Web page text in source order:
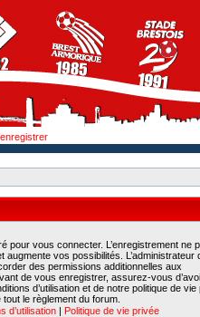
pour vous connecter. L’enregistrement ne
augmente vos possibilités. L’administrateur
des permissions additionnelles aux
de vous enregistrer, assurez-vous
d’utilisation et de notre politique de vie
le règlement du forum.
d’utilisation | Politique de vie privée